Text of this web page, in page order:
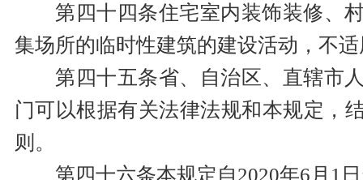
第四十四条住宅室内装饰装修、
集场所的临时性建筑的建设活动，不
第四十五条省、自治区、直辖市
门可以根据有关法律法规和本规定，
则。
第四十六条本规定自2020年6月1